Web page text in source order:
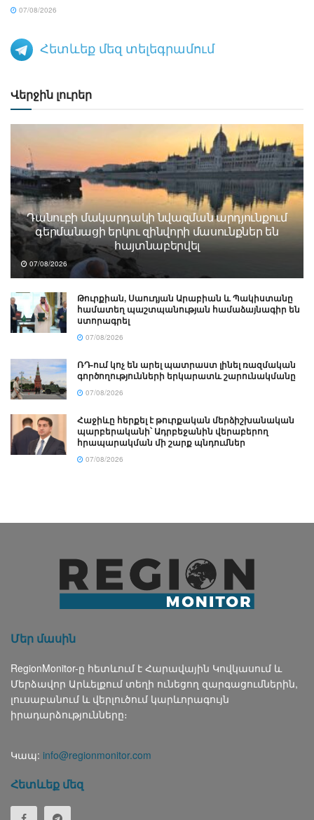
07/08/2026
Հետևեք մեզ տելեգրամում
Վերջին լուրեր
Դանուբի մակարդակի նվազման արդյունքում
գերմանացի երկու զինվորի մասունքներ են
հայտնաբերվել
07/08/2026
Թուրքիան, Սաուդյան Արաբիան և Պակիստանը
համատեղ պաշտպանության համաձայնագիր են
ստորագրել
07/08/2026
ՌԴ-ում կոչ են արել պատրաստ լինել ռազմական
գործողությունների երկարատև շարունակմանը
07/08/2026
Հաջիևը հերքել է թուրքական մերձիշխանական
պարբերականի՝ Ադրբեջանին վերաբերող
հրապարակման մի շարք պնդումներ
07/08/2026
Մեր մասին
RegionMonitor-ը հետևում է Հարավային Կովկասում և
Մերձավոր Արևելքում տեղի ունեցող զարգացումներին,
լուսաբանում և վերլուծում կարևորագույն
իրադարձությունները։
Կապ: info@regionmonitor.com
Հետևեք մեզ